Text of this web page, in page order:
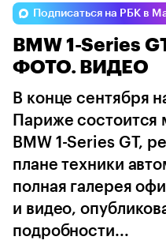
Omoda Volga
Подписаться на РБК в
BMW 1-Series
ФОТО. ВИДЕО
В конце сентября
Париже
BMW 1-Series GT,
плане техники
полная галерея
и видео,
подробности...